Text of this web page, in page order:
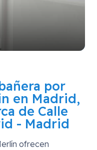
por
en Madrid,
de Calle
- Madrid
ofrecen